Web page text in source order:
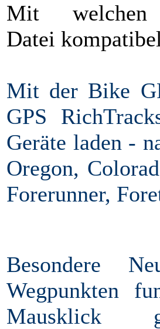
Mit
Datei
Mit der Bike
GPS
Geräte laden -
Oregon,
Forerunner,
Besondere
Wegpunkten
Mausklick